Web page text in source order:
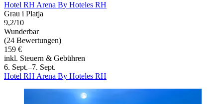
Hotel RH Arena By Hoteles RH
Grau i Platja
9,2/10
Wunderbar
(24 Bewertungen)
159 €
inkl. Steuern & Gebühren
6. Sept.–7. Sept.
Hotel RH Arena By Hoteles RH